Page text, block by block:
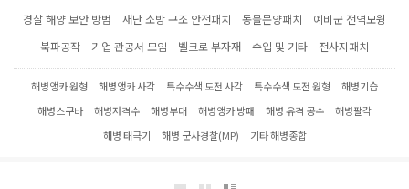
경찰 해양 보안 방범
재난 소방 구조 안전패치 동물문양패치
예비군 전역모윙
북파공작
기업 관공서 모임 벨크로 부자재 수입 및 기타 전사지패치
해병앵카 원형 해병앵카 사각 특수수색 도전 사각 특수수색 도전 원형
해병기습
해병스쿠바
해병저격수 해병부대 해병앵카 방패 해병 유격 공수
해병팔각
해병 태극기
해병 군사경찰(MP) 기타 해병종합